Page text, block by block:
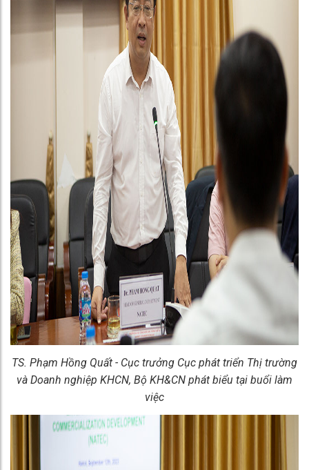
TS. Phạm Hồng Quất - Cục trưởng Cục phát triển Thị trường
và Doanh nghiệp KHCN, Bộ KH&CN phát biểu tại buổi làm
việc